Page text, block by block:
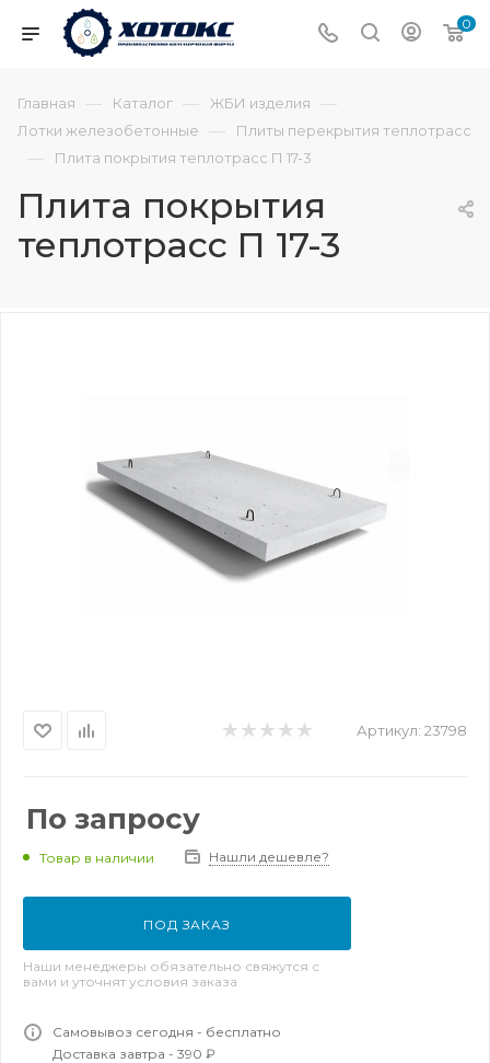
0
Главная — Каталог — ЖБИ изделия —
Лотки железобетонные — Плиты перекрытия теплотрасс
— Плита покрытия теплотрасс П 17-3
Плита покрытия
теплотрасс П 17-3
Артикул: 23798
По запросу
Товар в наличии Нашли дешевле?
ПОД ЗАКАЗ
Наши менеджеры обязательно свяжутся с
вами и уточнят условия заказа
Самовывоз сегодня - бесплатно
Доставка завтра - 390 ₽